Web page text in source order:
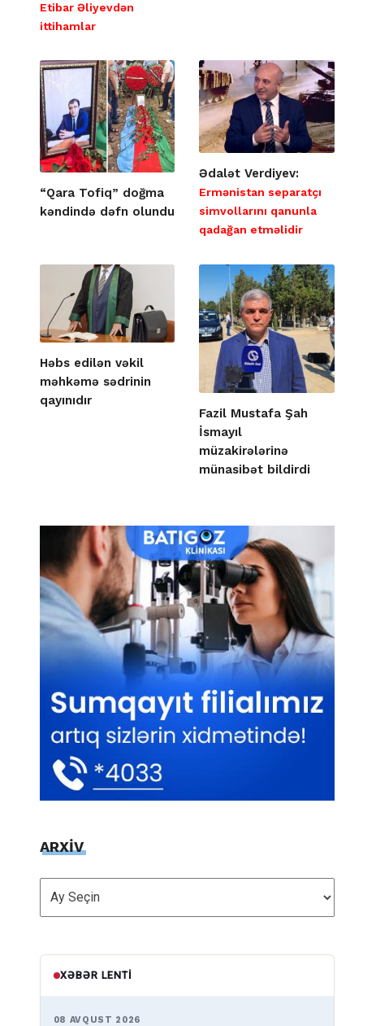
Etibar Əliyevdən
ittihamlar
“Qara Tofiq” doğma
kəndində dəfn olundu
Ədalət Verdiyev:
Ermənistan separatçı
simvollarını qanunla
qadağan etməlidir
Həbs edilən vəkil
məhkəmə sədrinin
qayınıdır
Fazil Mustafa Şah
İsmayıl
müzakirələrinə
münasibət bildirdi
ARXİV
ARXİV
XƏBƏR LENTI
08 AVQUST 2026